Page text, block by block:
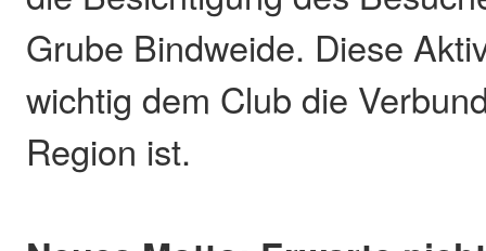
Grube Bindweide. Diese
wichtig dem Club die
Region ist.